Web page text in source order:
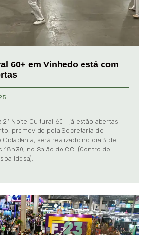
60+ em Vinhedo está com
2ª Noite Cultural 60+ já estão abertas
promovido pela Secretaria de
Cidadania, será realizado no dia 3 de
18h30, no Salão do CCI (Centro de
Idosa).